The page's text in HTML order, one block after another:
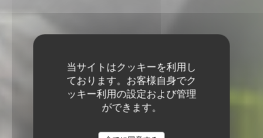
当サイトはクッキーを利用し
ております。お客様自身でク
ッキー利用の設定および管理
ができます。